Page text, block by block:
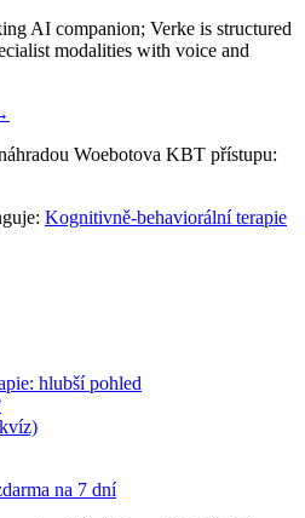
AI companion; Verke is structured
modalities with voice and
Woebotova KBT přístupu:
Kognitivně-behaviorální terapie
hlubší pohled
na 7 dní